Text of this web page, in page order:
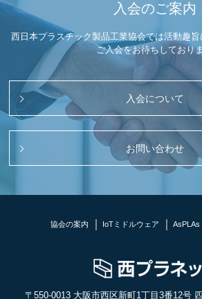
入会のご案内
西日本プラスチック製品工業協会では活動趣
ご入会をお待ちしており
入会について
お問い合わせ
協会の案内 IoTミドルウェア AsPLAs
〒550-0013 大阪市西区新町1丁目3番12号